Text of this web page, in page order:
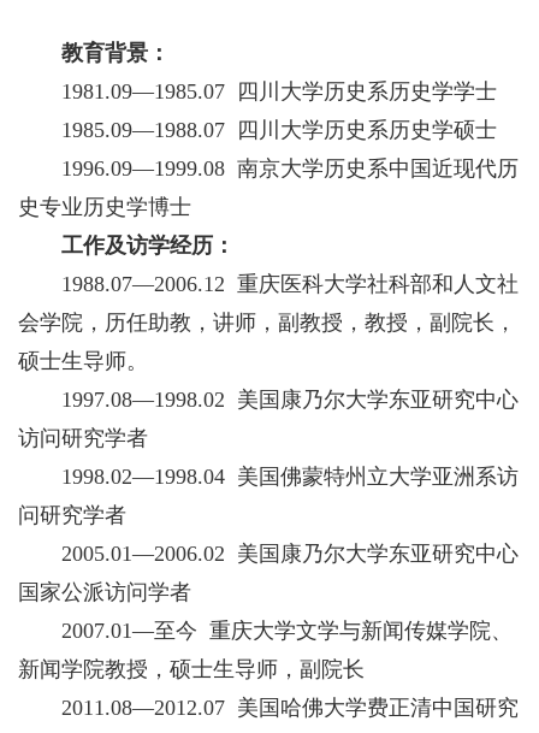
教育背景：
1981.09—1985.07 四川大学历史系历史学学士
1985.09—1988.07 四川大学历史系历史学硕士
1996.09—1999.08 南京大学历史系中国近现代历
史专业历史学博士
工作及访学经历：
1988.07—2006.12 重庆医科大学社科部和人文社
会学院，历任助教，讲师，副教授，教授，副院长，
硕士生导师。
1997.08—1998.02 美国康乃尔大学东亚研究中心
访问研究学者
1998.02—1998.04 美国佛蒙特州立大学亚洲系访
问研究学者
2005.01—2006.02 美国康乃尔大学东亚研究中心
国家公派访问学者
2007.01—至今 重庆大学文学与新闻传媒学院、
新闻学院教授，硕士生导师，副院长
2011.08—2012.07 美国哈佛大学费正清中国研究